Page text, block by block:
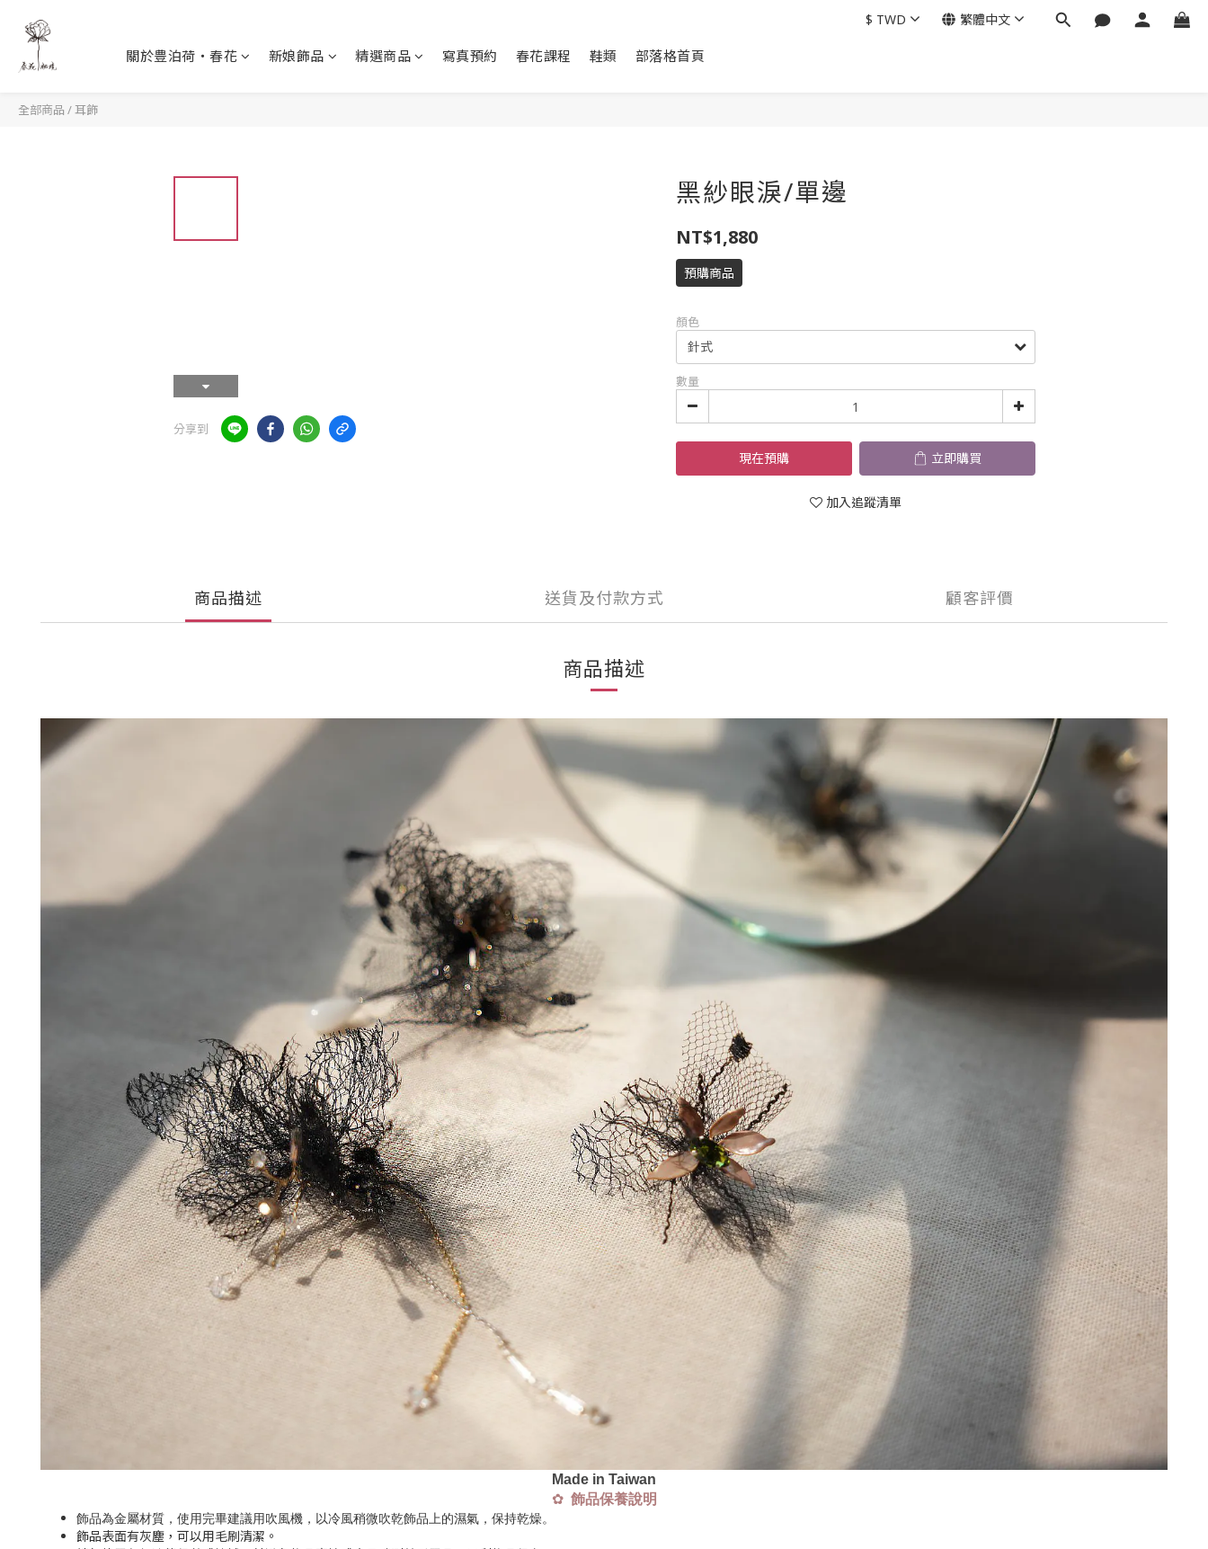
關於豊泊荷‧春花 新娘飾品 精選商品 寫真預約 春花課程 鞋類 部落格首頁
$ TWD 繁體中文
全部商品 /耳飾
分享到
黑紗眼淚/單邊
NT$1,880
預購商品
顏色
數量
現在預購 立即購買
加入追蹤清單
商品描述 送貨及付款方式 顧客評價
商品描述
Made in Taiwan
✿ 飾品保養說明
飾品為金屬材質，使用完畢建議用吹風機，以冷風稍微吹乾飾品上的濕氣，保持乾燥。
飾品表面有灰塵，可以用毛刷清潔。